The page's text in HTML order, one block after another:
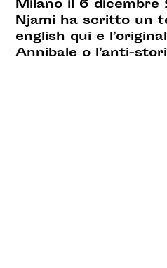
Milano il 6 dicembre
Njami ha scritto un
english qui e
Annibale o l’anti-